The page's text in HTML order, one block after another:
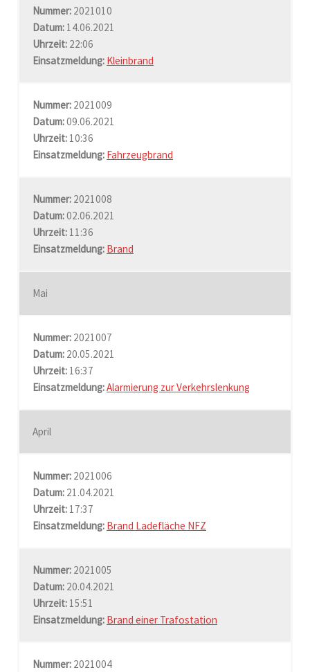
Nummer: 2021010
Datum: 14.06.2021
Uhrzeit: 22:06
Einsatzmeldung: Kleinbrand
Nummer: 2021009
Datum:09.06.2021
Uhrzeit: 10:36
Einsatzmeldung: Fahrzeugbrand
Nummer: 2021008
Datum:02.06.2021
Uhrzeit: 11:36
Einsatzmeldung: Brand
Mai
Nummer: 2021007
Datum: 20.05.2021
Uhrzeit: 16:37
Einsatzmeldung:Alarmierung zur Verkehrslenkung
April
Nummer: 2021006
Datum: 21.04.2021
Uhrzeit: 17:37
Einsatzmeldung: Brand Ladefläche NFZ
Nummer: 2021005
Datum: 20.04.2021
Uhrzeit: 15:51
Einsatzmeldung: Brand einer Trafostation
Nummer: 2021004